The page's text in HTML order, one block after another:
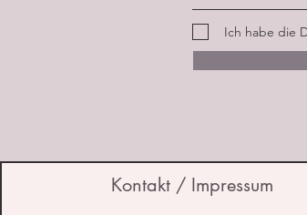
Ich habe die
Kontakt / Impressum